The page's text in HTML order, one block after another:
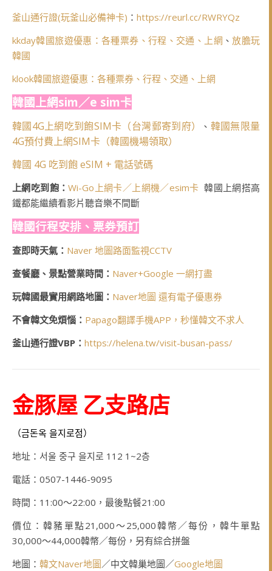
釜山通行證(玩釜山必備神卡) ： https://reurl.cc/RWRYQz
kkday韓國旅遊優惠：各種票券、行程、交通、上網 、放膽玩
韓國
klook韓國旅遊優惠：各種票券、行程、交通、上網
韓國上網sim／e sim卡
韓國4G上網吃到飽SIM卡（台灣郵寄到府） 、 韓國無限量
4G預付費上網SIM卡（韓國機場領取）
韓國 4G 吃到飽 eSIM + 電話號碼
上網吃到飽：Wi-Go上網卡／上網機／esim卡 韓國上網搭高
鐵都能繼續看影片聽音樂不間斷
韓國行程安排、票券預訂
查即時天氣： Naver 地圖路面監視CCTV
查餐廳、景點營業時間： Naver+Google 一網打盡
玩韓國最實用網路地圖： Naver地圖 還有電子優惠券
不會韓文免煩惱： Papago翻譯手機APP，秒懂韓文不求人
釜山通行證VBP： https://helena.tw/visit-busan-pass/
金豚屋 乙支路店
（금돈옥 을지로점）
地址：서울 중구 을지로 112 1~2층
電話：0507-1446-9095
時間：11:00～22:00，最後點餐21:00
價位：韓豬單點21,000～25,000韓幣／每份，韓牛單點
30,000～44,000韓幣／每份，另有綜合拼盤
地圖： 韓文Naver地圖／中文韓巢地圖／Google地圖